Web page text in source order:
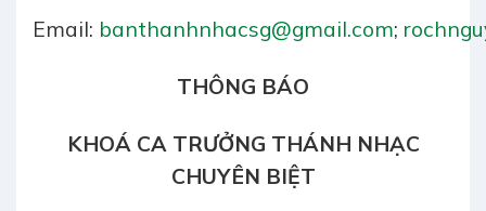
Email: banthanhnhacsg@gmail.com;
THÔNG BÁO
KHOÁ CA TRƯỞNG THÁNH NHẠC
CHUYÊN BIỆT